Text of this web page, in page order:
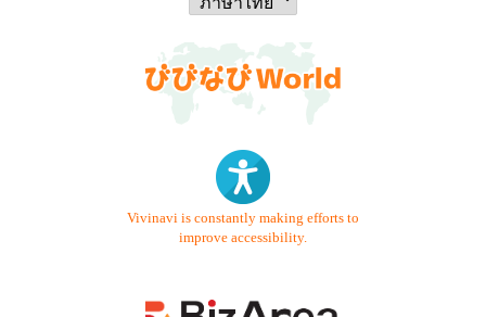
Vivinavi is constantly making efforts to
improve accessibility.